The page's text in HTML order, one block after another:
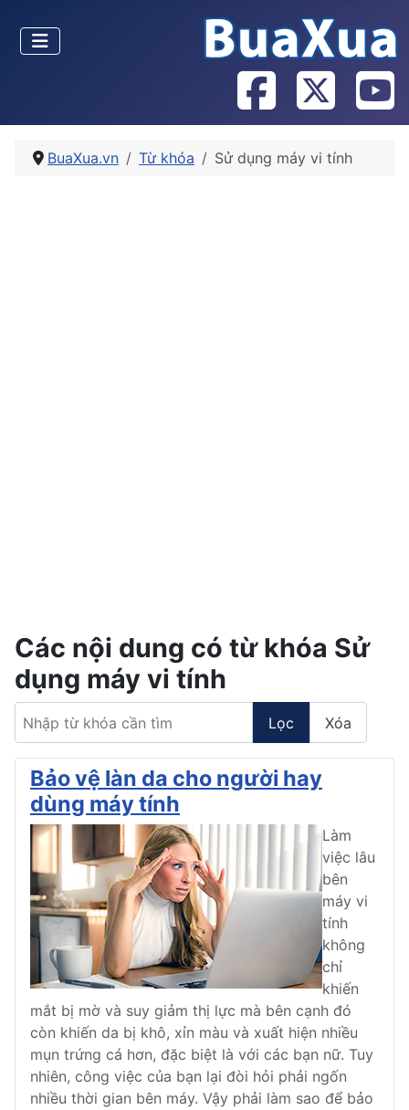
BuaXua.vn Từ khóa Sử dụng máy vi tính
Các nội dung có từ khóa Sử
dụng máy vi tính
Nhập từ khóa cần tìm
Lọc Xóa
Bảo vệ làn da cho người hay
dùng máy tính
Làm
việc lâu
bên
máy vi
tính
không
chỉ
khiến
mắt bị mờ và suy giảm thị lực mà bên cạnh đó
còn khiến da bị khô, xỉn màu và xuất hiện nhiều
mụn trứng cá hơn, đặc biệt là với các bạn nữ. Tuy
nhiên, công việc của bạn lại đòi hỏi phải ngốn
nhiều thời gian bên máy. Vậy phải làm sao để bảo